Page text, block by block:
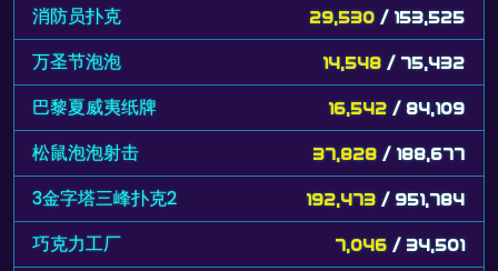
消防员扑克 29,530 / 153,525
万圣节泡泡 14,548 / 75,432
巴黎夏威夷纸牌 16,542 / 84,109
松鼠泡泡射击 37,828 / 188,677
3金字塔三峰扑克2 192,473 / 951,784
巧克力工厂 7,046 / 34,501